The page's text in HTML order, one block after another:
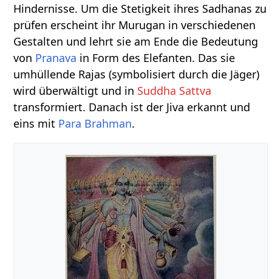
Hindernisse. Um die Stetigkeit ihres Sadhanas zu
prüfen erscheint ihr Murugan in verschiedenen
Gestalten und lehrt sie am Ende die Bedeutung
von Pranava in Form des Elefanten. Das sie
umhüllende Rajas (symbolisiert durch die Jäger)
wird überwältigt und in Suddha Sattva
transformiert. Danach ist der Jiva erkannt und
eins mit Para Brahman.